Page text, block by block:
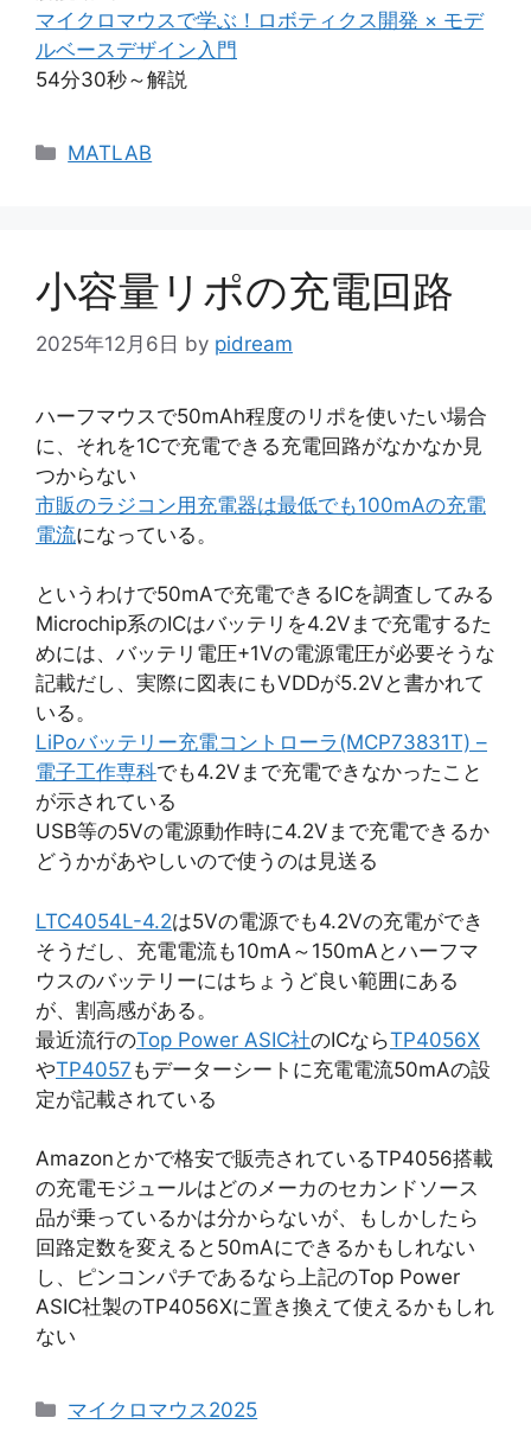
マイクロマウスで学ぶ！ロボティクス開発 × モデ
ルベースデザイン入門
54分30秒～解説
カ
MATLAB
小容量リポの充電回路
2025年12月6日 by pidream
ハーフマウスで50mAh程度のリポを使いたい場合
に、それを1Cで充電できる充電回路がなかなか見
つからない
市販のラジコン用充電器は最低でも100mAの充電
電流になっている。
というわけで50mAで充電できるICを調査してみる
Microchip系のICはバッテリを4.2Vまで充電するた
めには、バッテリ電圧+1Vの電源電圧が必要そうな
記載だし、実際に図表にもVDDが5.2Vと書かれて
いる。
LiPoバッテリー充電コントローラ(MCP73831T) –
電子工作専科でも4.2Vまで充電できなかったこと
が示されている
USB等の5Vの電源動作時に4.2Vまで充電できるか
どうかがあやしいので使うのは見送る
LTC4054L-4.2は5Vの電源でも4.2Vの充電ができ
そうだし、充電電流も10mA～150mAとハーフマ
ウスのバッテリーにはちょうど良い範囲にある
が、割高感がある。
最近流行のTop Power ASIC社のICならTP4056X
やTP4057 もデーターシートに充電電流50mAの設
定が記載されている
Amazonとかで格安で販売されているTP4056搭載
の充電モジュールはどのメーカのセカンドソース
品が乗っているかは分からないが、もしかしたら
回路定数を変えると50mAにできるかもしれない
し、ピンコンパチであるなら上記のTop Power
ASIC社製のTP4056Xに置き換えて使えるかもしれ
ない
カ
マイクロマウス2025